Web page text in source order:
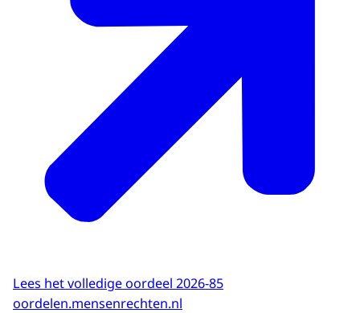
Lees het volledige oordeel 2026-85
oordelen.mensenrechten.nl